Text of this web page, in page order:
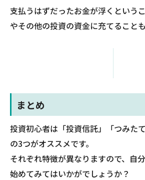
支払うはずだったお金が浮くという
やその他の投資の資金に充てること
まとめ
投資初心者は「投資信託」「つみた
の3つがオススメです。
それぞれ特徴が異なりますので、自
始めてみてはいかがでしょうか？